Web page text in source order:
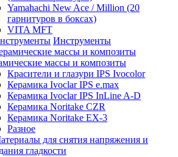
Yamahachi New Ace / Million (20
гарнитуров в боксах)
VITA MFT
Инструменты
массы и композиты
Красители и глазури IPS Ivocolor
Керамика Ivoclar IPS e.max
Керамика Ivoclar IPS InLine A-D
Керамика Noritake CZR
Керамика Noritake EX-3
Разное